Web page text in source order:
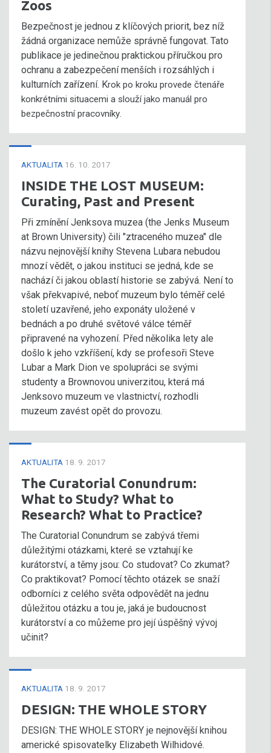
Zoos
Bezpečnost je jednou z klíčových priorit, bez níž
žádná organizace nemůže správně fungovat. Tato
publikace je jedinečnou praktickou příručkou pro
ochranu a zabezpečení menších i rozsáhlých i
kulturních zařízení. Krok po kroku provede čtenáře
konkrétními situacemi a slouží jako manuál pro
bezpečnostní pracovníky.
AKTUALITA 16. 10. 2017
INSIDE THE LOST MUSEUM:
Curating, Past and Present
Při zmínění Jenksova muzea (the Jenks Museum
at Brown University) čili "ztraceného muzea" dle
názvu nejnovější knihy Stevena Lubara nebudou
mnozí vědět, o jakou instituci se jedná, kde se
nachází či jakou oblastí historie se zabývá. Není to
však překvapivé, neboť muzeum bylo téměř celé
století uzavřené, jeho exponáty uložené v
bednách a po druhé světové válce téměř
připravené na vyhození. Před několika lety ale
došlo k jeho vzkříšení, kdy se profesoři Steve
Lubar a Mark Dion ve spolupráci se svými
studenty a Brownovou univerzitou, která má
Jenksovo muzeum ve vlastnictví, rozhodli
muzeum zavést opět do provozu.
AKTUALITA 18. 9. 2017
The Curatorial Conundrum:
What to Study? What to
Research? What to Practice?
The Curatorial Conundrum se zabývá třemi
důležitými otázkami, které se vztahují ke
kurátorství, a těmy jsou: Co studovat? Co zkumat?
Co praktikovat? Pomocí těchto otázek se snaží
odborníci z celého světa odpovědět na jednu
důležitou otázku a tou je, jaká je budoucnost
kurátorství a co můžeme pro její úspěšný vývoj
učinit?
AKTUALITA 18. 9. 2017
DESIGN: THE WHOLE STORY
DESIGN: THE WHOLE STORY je nejnovější knihou
americké spisovatelky Elizabeth Wilhidové.